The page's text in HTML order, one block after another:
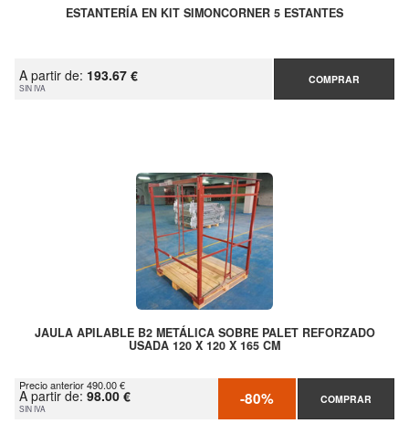
ESTANTERÍA EN KIT SIMONCORNER 5 ESTANTES
A partir de: 193.67 €
SIN IVA
COMPRAR
JAULA APILABLE B2 METÁLICA SOBRE PALET REFORZADO
USADA 120 X 120 X 165 CM
Precio anterior 490.00 €
A partir de: 98.00 €
SIN IVA -80% COMPRAR